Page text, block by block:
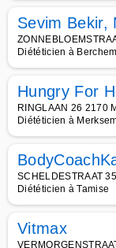
Sevim Bekir,
Diététicien à Berchem
Hungry For
RINGLAAN 26 2170
Diététicien à
SCHELDESTRAAT
Diététicien à Tamise
Vitmax